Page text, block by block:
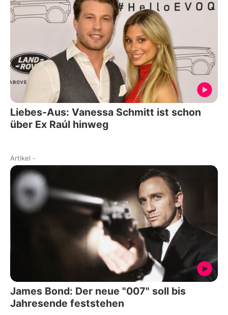
Liebes-Aus: Vanessa Schmitt ist schon
über Ex Raúl hinweg
Artikel -
James Bond: Der neue "007" soll bis
Jahresende feststehen